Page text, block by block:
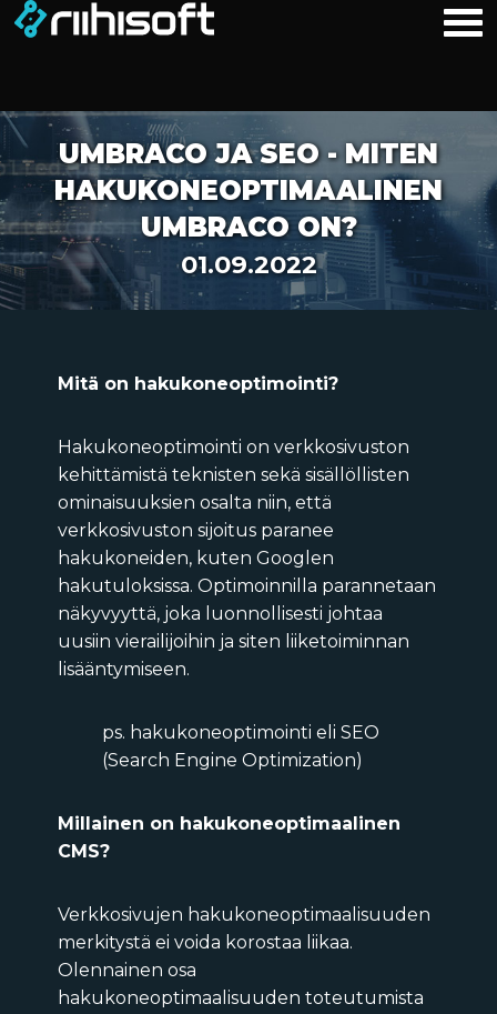
UMBRACO JA SEO - MITEN
HAKUKONEOPTIMAALINEN
UMBRACO ON?
01.09.2022
Mitä on hakukoneoptimointi?
Hakukoneoptimointi on verkkosivuston
kehittämistä teknisten sekä sisällöllisten
ominaisuuksien osalta niin, että
verkkosivuston sijoitus paranee
hakukoneiden, kuten Googlen
hakutuloksissa. Optimoinnilla parannetaan
näkyvyyttä, joka luonnollisesti johtaa
uusiin vierailijoihin ja siten liiketoiminnan
lisääntymiseen.
ps. hakukoneoptimointi eli SEO
(Search Engine Optimization)
Millainen on hakukoneoptimaalinen
CMS?
Verkkosivujen hakukoneoptimaalisuuden
merkitystä ei voida korostaa liikaa.
Olennainen osa
hakukoneoptimaalisuuden toteutumista